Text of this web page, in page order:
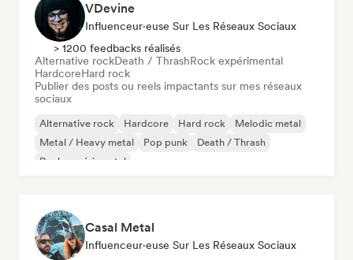
VDevine
Influenceur·euse Sur Les Réseaux Sociaux
> 1200 feedbacks réalisés
Alternative rockDeath / ThrashRock expérimental
HardcoreHard rock
Publier des posts ou reels impactants sur mes réseaux
sociaux
Alternative rock Hardcore Hard rock
Melodic metal
Metal / Heavy metal
Pop punk
Death / Thrash
Rock expérimental
Casal Metal
Influenceur·euse Sur Les Réseaux Sociaux